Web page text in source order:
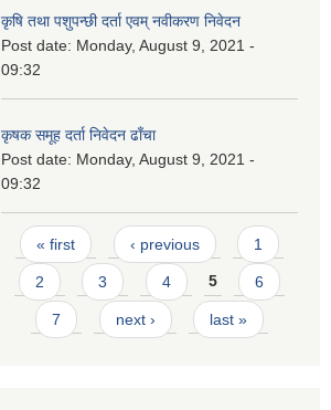
कृषि तथा पशुपन्छी दर्ता एवम् नवीकरण निवेदन
Post date: Monday, August 9, 2021 -
09:32
कृषक समूह दर्ता निवेदन ढाँचा
Post date: Monday, August 9, 2021 -
09:32
Pages
« first ‹ previous 1
2 3 4 5 6
7 next › last »